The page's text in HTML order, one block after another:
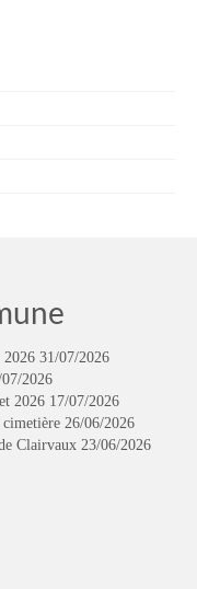
2026 31/07/2026
2026
2026 17/07/2026
cimetière 26/06/2026
Clairvaux 23/06/2026